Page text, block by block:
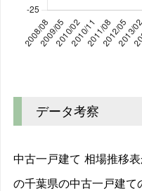
2008/09
2008/11 -
データ考察
中古一戸建て 相場推移
の千葉県の中古一戸建て